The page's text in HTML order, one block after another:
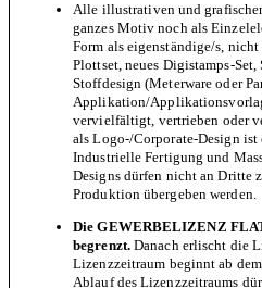
Alle illustrativen und
ganzes Motiv noch als
Form als eigenständige/s,
Plottset, neues Digistamps-
Stoffdesign (Meterware oder
Applikation/
vervielfältigt, vertrieben oder
als Logo-/Corporate-Design ist
Industrielle Fertigung und
Designs dürfen nicht an Dritte
Produktion übergeben werden.
Die GEWERBELIZENZ
begrenzt.Danach erlischt die
Lizenzzeitraum beginnt ab
Ablauf des Lizenzzeitraums